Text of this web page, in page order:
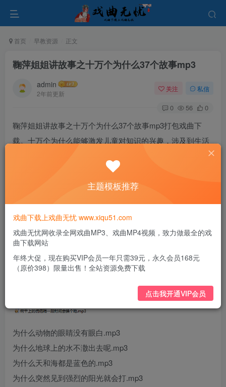
首页 早教资源 正文
鞠萍姐姐讲故事之十万个为什么37个故事mp3
admin
2年前更新
关注 私信
0 56 0
鞠萍姐姐讲故事之十万个为什么37个故事mp3打包戏曲下
载。十万个为什么能够激发儿童对知识的兴趣，涉及到生活
中的各种奇妙现象和问题，这些内容能够引起儿童的好奇心
和求知欲，使他们更加主动地学习和探索。
为什么动物的眼睛没有眼白.mp3
为什么地球上的水不潵出去呢.mp3
为什么天和海都是蓝色的.mp3
为什么突然见到强烈的阳光就会打.mp3
主题模板推荐
戏曲下载上戏曲无忧 www.xiqu51.com
戏曲无忧网收录全网戏曲MP3、戏曲MP4视频，致力做最全的戏
曲下载网站
年终大促，现在购买VIP会员一年只需39元，永久会员168元
（原价398）限量出售！全站资源免费下载
点击我开通VIP会员